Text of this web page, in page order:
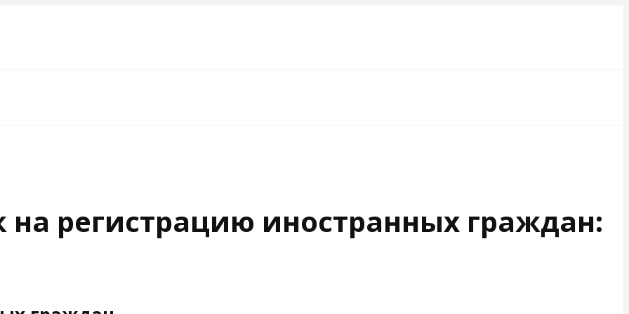
на регистрацию иностранных граждан: